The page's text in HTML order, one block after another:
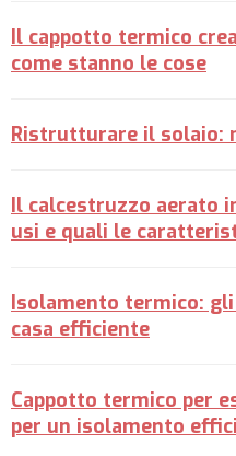
Il cappotto termico
come stanno le cose
Ristrutturare il solaio:
Il calcestruzzo aerato
usi e quali le
Isolamento termico:
casa efficiente
Cappotto termico per
per un isolamento